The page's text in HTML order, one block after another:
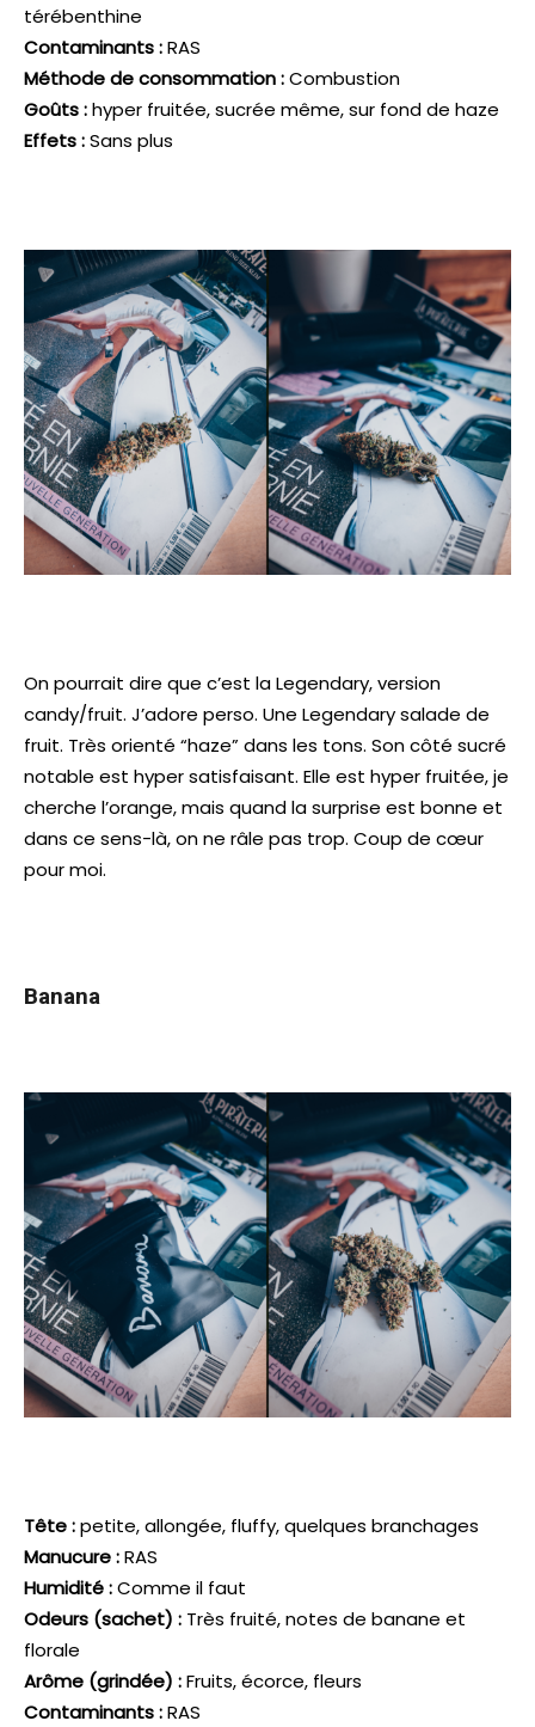
térébenthine
Contaminants :RAS
Méthode de consommation :Combustion
Goûts :hyper fruitée, sucrée même, sur fond de haze
Effets :Sans plus
On pourrait dire que c’est la Legendary, version
candy/fruit. J’adore perso. Une Legendary salade de
fruit. Très orienté “haze” dans les tons. Son côté sucré
notable est hyper satisfaisant. Elle est hyper fruitée, je
cherche l’orange, mais quand la surprise est bonne et
dans ce sens-là, on ne râle pas trop. Coup de cœur
pour moi.
Banana
Tête :petite, allongée, fluffy, quelques branchages
Manucure :RAS
Humidité :Comme il faut
Odeurs (sachet) : Très fruité, notes de banane et
florale
Arôme (grindée) :Fruits, écorce, fleurs
Contaminants :RAS